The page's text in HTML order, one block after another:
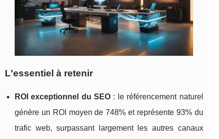
L'essentiel à retenir
ROI exceptionnel du SEO : le référencement naturel
génère un ROI moyen de 748% et représente 93% du
trafic web, surpassant largement les autres canaux